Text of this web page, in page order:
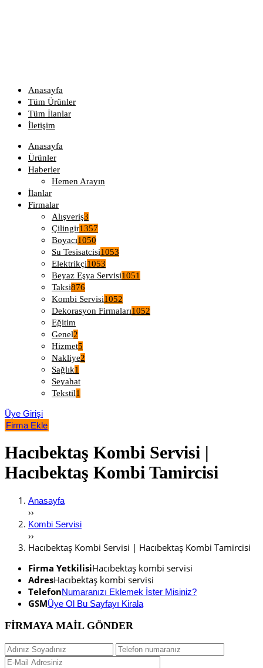
Anasayfa
Tüm Ürünler
Tüm İlanlar
İletişim
Anasayfa
Ürünler
Haberler
Hemen Arayın
İlanlar
Firmalar
Alışveriş3
Çilingir1357
Boyacı1050
Su Tesisatcisi1053
Elektrikçi1053
Beyaz Eşya Servisi1051
Taksi876
Kombi Servisi1052
Dekorasyon Firmaları1052
Eğitim
Genel2
Hizmet5
Nakliye2
Sağlık1
Seyahat
Tekstil1
Üye Girişi
Firma Ekle
Hacıbektaş Kombi Servisi |
Hacıbektaş Kombi Tamircisi
Anasayfa
››
Kombi Servisi
››
Hacıbektaş Kombi Servisi | Hacıbektaş Kombi Tamircisi
Firma YetkilisiHacıbektaş kombi servisi
AdresHacıbektaş kombi servisi
TelefonNumaranızı Eklemek İster Misiniz?
GSMÜye Ol Bu Sayfayı Kirala
FİRMAYA MAİL GÖNDER